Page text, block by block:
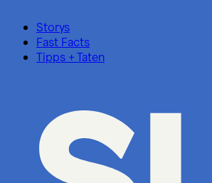
Storys
Fast Facts
Tipps + Taten